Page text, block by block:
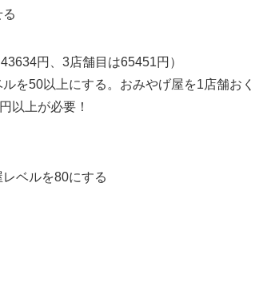
円、3店舗目は65451円）
を50以上にする。おみやげ屋を1店舗おく
以上が必要！
ベルを80にする